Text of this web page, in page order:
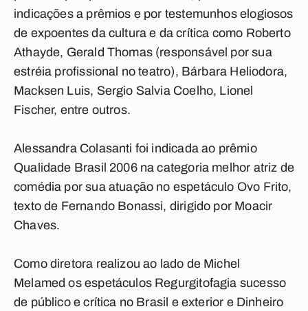
indicações a prêmios e por testemunhos elogiosos
de expoentes da cultura e da crítica como Roberto
Athayde, Gerald Thomas (responsável por sua
estréia profissional no teatro), Bárbara Heliodora,
Macksen Luis, Sergio Salvia Coelho, Lionel
Fischer, entre outros.
Alessandra Colasanti foi indicada ao prêmio
Qualidade Brasil 2006 na categoria melhor atriz de
comédia por sua atuação no espetáculo Ovo Frito,
texto de Fernando Bonassi, dirigido por Moacir
Chaves.
Como diretora realizou ao lado de Michel
Melamed os espetáculos Regurgitofagia sucesso
de público e crítica no Brasil e exterior e Dinheiro